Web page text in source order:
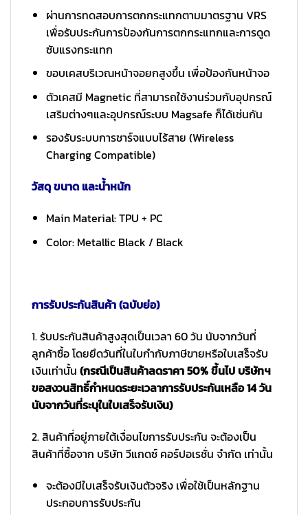
ผ่านการทดสอบการตกกระแทกตามมาตรฐาน VRS
เพื่อรับประกันการป้องกันการตกกระแทกและการดูด
ซับแรงกระแทก
ขอบเคสบริเวณหน้าจอยกสูงขึ้น เพื่อป้องกันหน้าจอ
ตัวเคสมี Magnetic ที่สามารถใช้งานร่วมกับอุปกรณ์
เสริมต่างๆและอุปกรณ์ระบบ Magsafe ก็ได้เช่นกัน
รองรับระบบการชาร์จแบบไร้สาย (Wireless
Charging Compatible)
วัสดุ ขนาด และน้ำหนัก
Main Material: TPU + PC
Color: Metallic Black / Black
การรับประกันสินค้า (ฉบับย่อ)
1. รับประกันสินค้าสูงสุดเป็นเวลา 60 วัน นับจากวันที่
ลูกค้าซื้อ โดยยึดวันที่ในใบกำกับภาษีขายหรือใบเสร็จรับ
เงินเท่านั้น (กรณีเป็นสินค้าลดราคา 50% ขึ้นไป บริษัทฯ
ขอสงวนสิทธิ์กำหนดระยะเวลาการรับประกันเหลือ 14 วัน
นับจากวันที่ระบุในใบเสร็จรับเงิน)
2. สินค้าที่อยู่ภายใต้เงื่อนไขการรับประกัน จะต้องเป็น
สินค้าที่ซื้อจาก บริษัท วีแกดซ์ คอร์ปอเรชั่น จำกัด เท่านั้น
จะต้องมีใบเสร็จรับเงินตัวจริง เพื่อใช้เป็นหลักฐาน
ประกอบการรับประกัน